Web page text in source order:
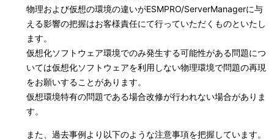
物理および仮想の環境の違いがESMPRO/ServerManagerに与
える影響の把握はお客様責任にて行っていただくものといたし
ます。
仮想化ソフトウェア環境でのみ発生する可能性がある問題につ
いては仮想化ソフトウェアを利用しない物理環境で問題の再現
をお願いすることがあります。
仮想環境特有の問題である場合改修が行われない場合がありま
す。
また、過去事例より以下のような注意事項を把握しています。